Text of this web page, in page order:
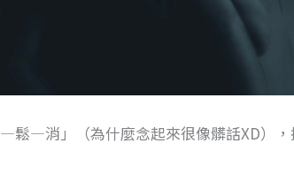
鬆—消」（為什麼念起來很像髒話XD），